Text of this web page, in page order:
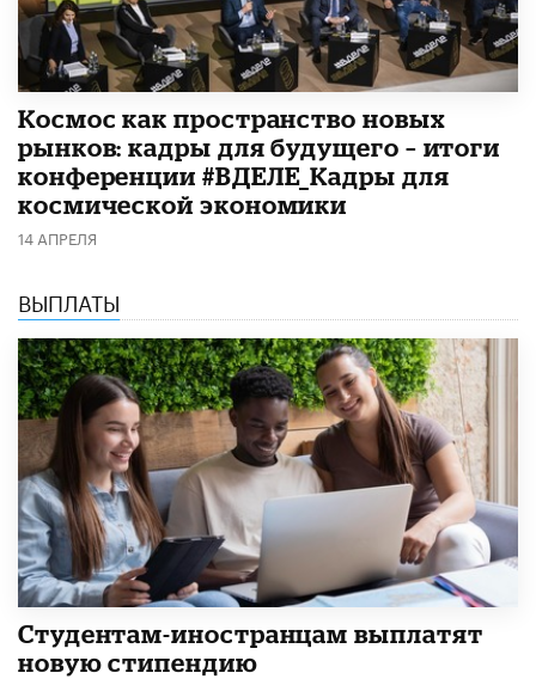
Космос как пространство новых
рынков: кадры для будущего – итоги
конференции #ВДЕЛЕ_Кадры для
космической экономики
14 АПРЕЛЯ
ВЫПЛАТЫ
Студентам-иностранцам выплатят
новую стипендию